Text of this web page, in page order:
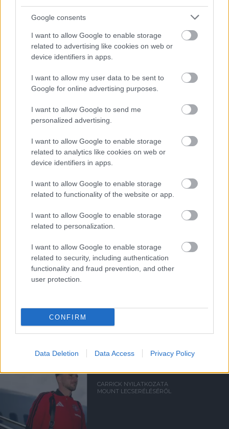
Google consents
I want to allow Google to enable storage
related to advertising like cookies on web or
device identifiers in apps.
I want to allow my user data to be sent to
Google for online advertising purposes.
I want to allow Google to send me
personalized advertising.
I want to allow Google to enable storage
related to analytics like cookies on web or
device identifiers in apps.
I want to allow Google to enable storage
related to functionality of the website or app.
I want to allow Google to enable storage
related to personalization.
I want to allow Google to enable storage
related to security, including authentication
functionality and fraud prevention, and other
user protection.
CONFIRM
Data Deletion Data Access Privacy Policy
vsManchester United
ELŐZŐ MÉRKŐZÉSEK
Támogatás
Támogasd adományoddal
MICHAEL CARRICK
CARRICK NYILATKOZATA
MOUNT LECSERÉLÉSÉRŐL